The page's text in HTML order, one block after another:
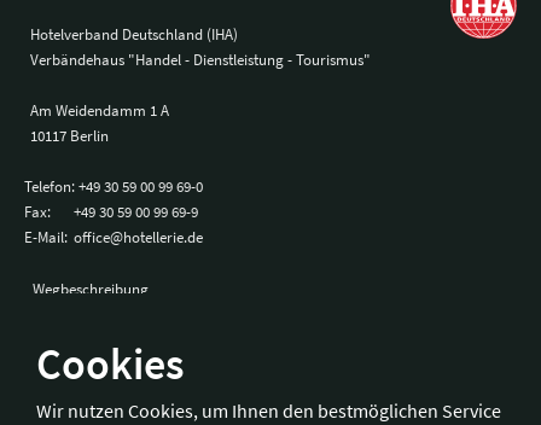
Cookies
Wir nutzen Cookies, um Ihnen den bestmöglichen Service
Hotelverband Deutschland (IHA)
Verbändehaus "Handel - Dienstleistung - Tourismus"
Am Weidendamm 1 A
10117 Berlin
Telefon:+49 30 59 00 99 69-0
Fax:
+49 30 59 00 99 69-9
E-Mail: office@hotellerie.de
Wegbeschreibung